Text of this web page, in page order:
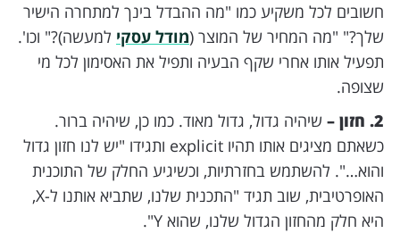
חשובים לכל משקיע כמו "מה ההבדל בינך למתחרה הישיר
שלך?" "מה המחיר של המוצר (מודל עסקי למעשה)?" וכו'.
תפעיל אותו אחרי שקף הבעיה ותפיל את האסימון לכל מי
שצופה.
2. חזון –
שיהיה גדול, גדול מאוד. כמו כן, שיהיה ברור.
כשאתם מציגים אותו תהיו explicit ותגידו "יש לנו חזון גדול
והוא…". להשתמש בחזרתיות, וכשיגיע החלק של התוכנית
האופרטיבית, שוב תגיד "התכנית שלנו, שתביא אותנו ל-X,
היא חלק מהחזון הגדול שלנו, שהוא Y".